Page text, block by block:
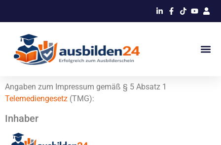
Angaben zum Impressum gemäß § 5 Absatz 1
Telemediengesetz (TMG):
Inhaber